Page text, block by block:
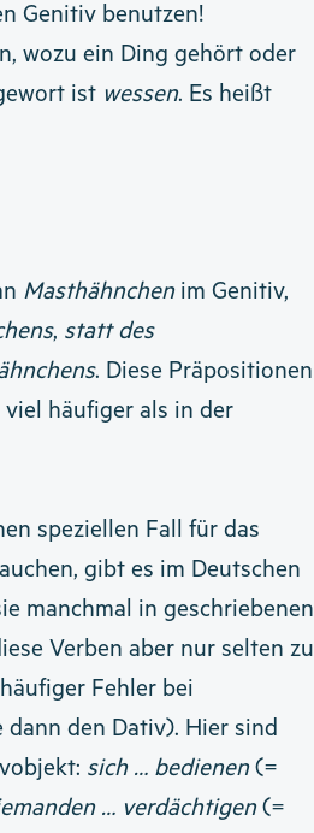
Genitiv benutzen!
wozu ein Ding gehört oder
ist wessen. Es heißt
Masthähnchenim Genitiv,
, statt des
. Diese Präpositionen
häufiger als in der
speziellen Fall für das
gibt es im Deutschen
manchmal in geschriebenen
Verben aber nur selten zu
Fehler bei
den Dativ). Hier sind
sich … bedienen(=
… verdächtigen(=